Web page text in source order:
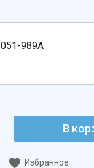
051-989A
Избранное